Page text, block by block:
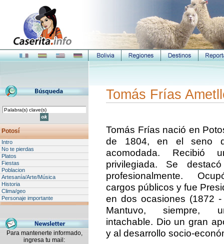
Potosí
Intro
No te pierdas
Platos
Fiestas
Poblacion
Artesanía/Arte/Música
Historia
Clima/geo
Personaje importante
Para mantenerte informado,
ingresa tu mail:
Tomás Frías
Tomás Frías nació en
de 1804, en el seno
acomodada. Recibió
privilegiada. Se
profesionalmente.
cargos públicos y fue
en dos ocasiones (1872
Mantuvo, siempre,
intachable. Dio un gran
y al desarrollo socio-